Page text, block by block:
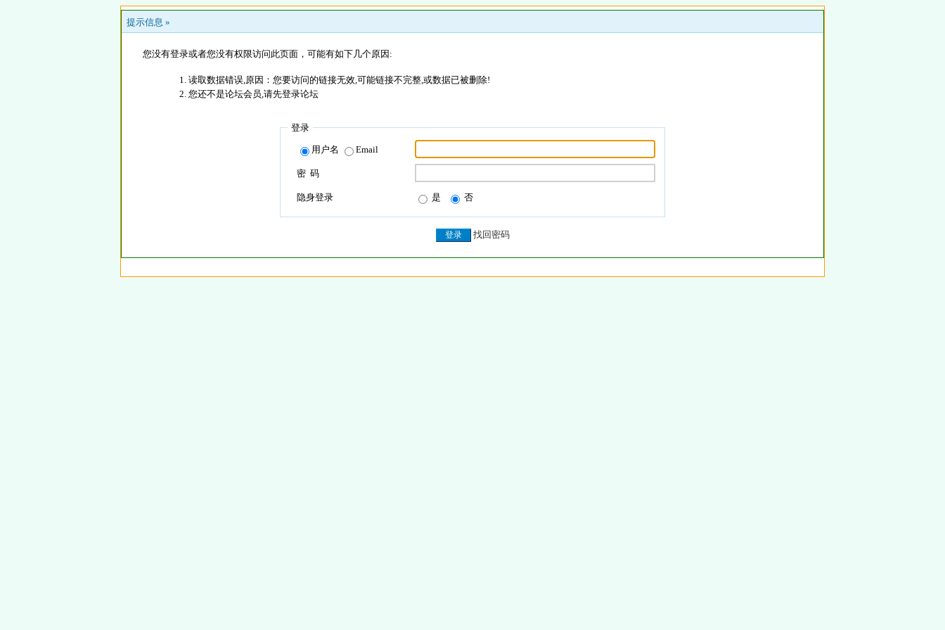
提示信息 »
您没有登录或者您没有权限访问此页面，可能有如下几个原因:
读取数据错误,原因：您要访问的链接无效,可能链接不完整,或数据已被删除!
您还不是论坛会员,请先登录论坛
登录
用户名 Email
密 码
隐身登录 是 否
找回密码